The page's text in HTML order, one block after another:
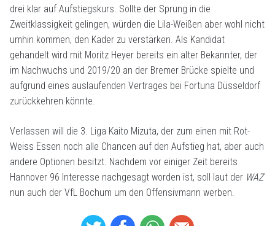
drei klar auf Aufstiegskurs. Sollte der Sprung in die
Zweitklassigkeit gelingen, würden die Lila-Weißen aber wohl nicht
umhin kommen, den Kader zu verstärken. Als Kandidat
gehandelt wird mit Moritz Heyer bereits ein alter Bekannter, der
im Nachwuchs und 2019/20 an der Bremer Brücke spielte und
aufgrund eines auslaufenden Vertrages bei Fortuna Düsseldorf
zurückkehren könnte.
Verlassen will die 3. Liga Kaito Mizuta, der zum einen mit Rot-
Weiss Essen noch alle Chancen auf den Aufstieg hat, aber auch
andere Optionen besitzt. Nachdem vor einiger Zeit bereits
Hannover 96 Interesse nachgesagt worden ist, soll laut der WAZ
nun auch der VfL Bochum um den Offensivmann werben.